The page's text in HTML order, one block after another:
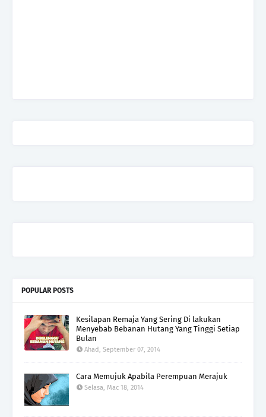
POPULAR POSTS
Kesilapan Remaja Yang Sering Di lakukan
Menyebab Bebanan Hutang Yang Tinggi Setiap
Bulan
Ahad, September 07, 2014
Cara Memujuk Apabila Perempuan Merajuk
Selasa, Mac 18, 2014